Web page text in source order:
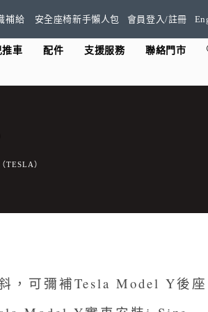
補給 安全座椅新手懶人包 會員登入/註冊
推車 配件 支援服務 聯絡門市
TESLA）
，可彌補Tesla Model Y後座